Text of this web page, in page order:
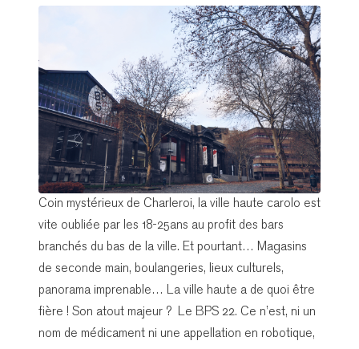
Coin mystérieux de Charleroi, la ville haute carolo est
vite oubliée par les 18-25ans au profit des bars
branchés du bas de la ville. Et pourtant… Magasins
de seconde main, boulangeries, lieux culturels,
panorama imprenable… La ville haute a de quoi être
fière ! Son atout majeur ? Le BPS 22. Ce n’est, ni un
nom de médicament ni une appellation en robotique,